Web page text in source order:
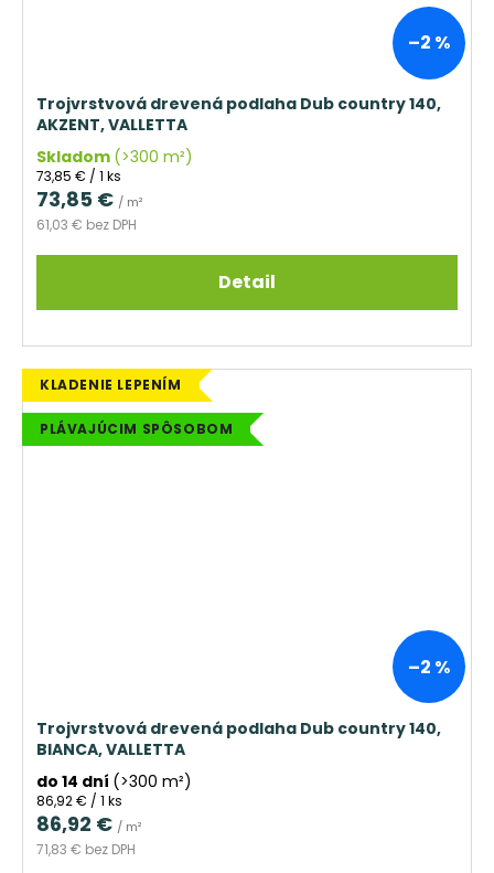
–2 %
Trojvrstvová drevená podlaha Dub country 140,
AKZENT, VALLETTA
Skladom (>300 m²)
61,03 € bez DPH
73,85 € / m²
Jednotková
cena:
73,85 € / 1 ks
Detail
KLADENIE LEPENÍM
PLÁVAJÚCIM SPÔSOBOM
–2 %
Trojvrstvová drevená podlaha Dub country 140,
BIANCA, VALLETTA
do 14 dní (>300 m²)
71,83 € bez DPH
86,92 € / m²
Jednotková
cena:
86,92 € / 1 ks